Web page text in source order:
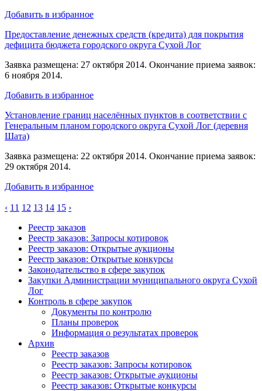
Добавить в избранное
Предоставление денежных средств (кредита) для покрытия
дефицита бюджета городского округа Сухой Лог
Заявка размещена: 27 октября 2014. Окончание приема заявок:
6 ноября 2014.
Добавить в избранное
Установление границ населённых пунктов в соответствии с
Генеральным планом городского округа Сухой Лог (деревня
Шата)
Заявка размещена: 22 октября 2014. Окончание приема заявок:
29 октября 2014.
Добавить в избранное
‹ 11 12 13 14 15 ›
Реестр заказов
Реестр заказов: Запросы котировок
Реестр заказов: Открытые аукционы
Реестр заказов: Открытые конкурсы
Законодательство в сфере закупок
Закупки Администрации муниципального округа Сухой
Лог
Контроль в сфере закупок
Документы по контролю
Планы проверок
Информация о результатах проверок
Архив
Реестр заказов
Реестр заказов: Запросы котировок
Реестр заказов: Открытые аукционы
Реестр заказов: Открытые конкурсы